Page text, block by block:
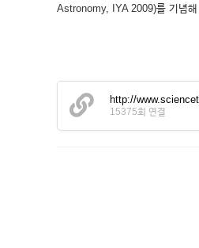
Astronomy, IYA 2009)를 기념해
http://
15375회 연결